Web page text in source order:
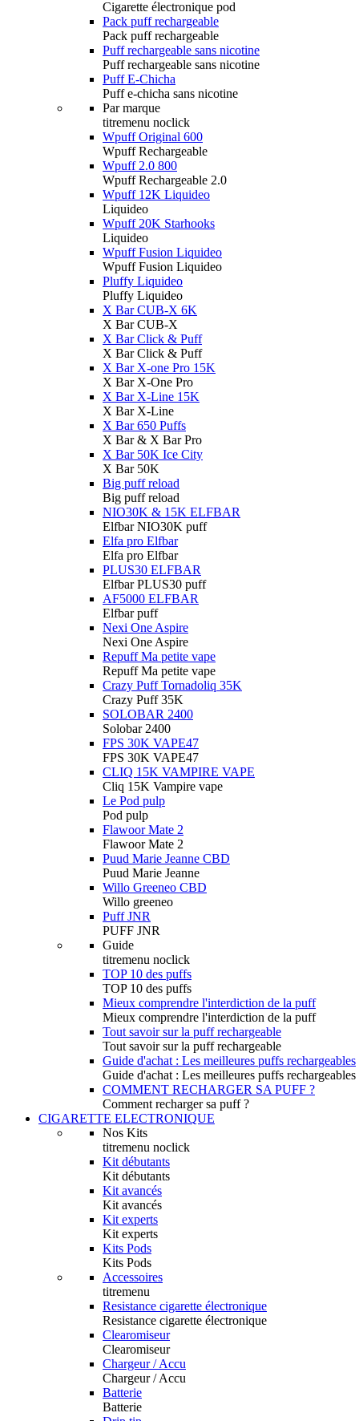
Cigarette électronique pod
Pack puff rechargeable
Pack puff rechargeable
Puff rechargeable sans nicotine
Puff rechargeable sans nicotine
Puff E-Chicha
Puff e-chicha sans nicotine
Par marque
titremenu noclick
Wpuff Original 600
Wpuff Rechargeable
Wpuff 2.0 800
Wpuff Rechargeable 2.0
Wpuff 12K Liquideo
Liquideo
Wpuff 20K Starhooks
Liquideo
Wpuff Fusion Liquideo
Wpuff Fusion Liquideo
Pluffy Liquideo
Pluffy Liquideo
X Bar CUB-X 6K
X Bar CUB-X
X Bar Click & Puff
X Bar Click & Puff
X Bar X-one Pro 15K
X Bar X-One Pro
X Bar X-Line 15K
X Bar X-Line
X Bar 650 Puffs
X Bar & X Bar Pro
X Bar 50K Ice City
X Bar 50K
Big puff reload
Big puff reload
NIO30K & 15K ELFBAR
Elfbar NIO30K puff
Elfa pro Elfbar
Elfa pro Elfbar
PLUS30 ELFBAR
Elfbar PLUS30 puff
AF5000 ELFBAR
Elfbar puff
Nexi One Aspire
Nexi One Aspire
Repuff Ma petite vape
Repuff Ma petite vape
Crazy Puff Tornadoliq 35K
Crazy Puff 35K
SOLOBAR 2400
Solobar 2400
FPS 30K VAPE47
FPS 30K VAPE47
CLIQ 15K VAMPIRE VAPE
Cliq 15K Vampire vape
Le Pod pulp
Pod pulp
Flawoor Mate 2
Flawoor Mate 2
Puud Marie Jeanne CBD
Puud Marie Jeanne
Willo Greeneo CBD
Willo greeneo
Puff JNR
PUFF JNR
Guide
titremenu noclick
TOP 10 des puffs
TOP 10 des puffs
Mieux comprendre l'interdiction de la puff
Mieux comprendre l'interdiction de la puff
Tout savoir sur la puff rechargeable
Tout savoir sur la puff rechargeable
Guide d'achat : Les meilleures puffs rechargeables
Guide d'achat : Les meilleures puffs rechargeables
COMMENT RECHARGER SA PUFF ?
Comment recharger sa puff ?
CIGARETTE ELECTRONIQUE
Nos Kits
titremenu noclick
Kit débutants
Kit débutants
Kit avancés
Kit avancés
Kit experts
Kit experts
Kits Pods
Kits Pods
Accessoires
titremenu
Resistance cigarette électronique
Resistance cigarette électronique
Clearomiseur
Clearomiseur
Chargeur / Accu
Chargeur / Accu
Batterie
Batterie